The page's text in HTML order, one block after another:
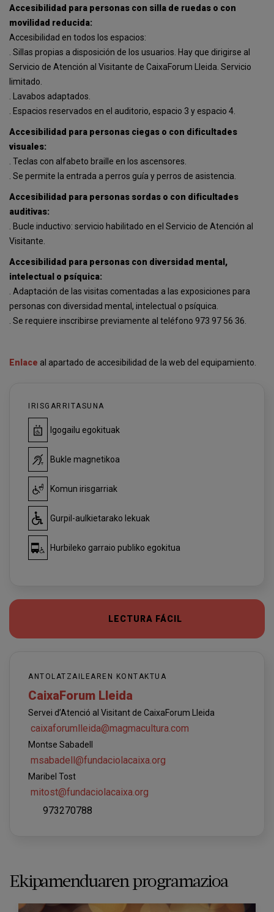
Accesibilidad para personas con silla de ruedas o con
movilidad reducida:
Accesibilidad en todos los espacios:
. Sillas propias a disposición de los usuarios. Hay que dirigirse al
Servicio de Atención al Visitante de CaixaForum Lleida. Servicio
limitado.
. Lavabos adaptados.
. Espacios reservados en el auditorio, espacio 3 y espacio 4.
Accesibilidad para personas ciegas o con dificultades
visuales:
. Teclas con alfabeto braille en los ascensores.
. Se permite la entrada a perros guía y perros de asistencia.
Accesibilidad para personas sordas o con dificultades
auditivas:
. Bucle inductivo: servicio habilitado en el Servicio de Atención al
Visitante.
Accesibilidad para personas con diversidad mental,
intelectual o psíquica:
. Adaptación de las visitas comentadas a las exposiciones para
personas con diversidad mental, intelectual o psíquica.
. Se requiere inscribirse previamente al teléfono 973 97 56 36.
Enlace al apartado de accesibilidad de la web del equipamiento.
IRISGARRITASUNA
Igogailu egokituak
Bukle magnetikoa
Komun irisgarriak
Gurpil-aulkietarako lekuak
Hurbileko garraio publiko egokitua
LECTURA FÁCIL
ANTOLATZAILEAREN KONTAKTUA
CaixaForum Lleida
Servei d’Atenció al Visitant de CaixaForum Lleida
caixaforumlleida@magmacultura.com
Montse Sabadell
msabadell@fundaciolacaixa.org
Maribel Tost
mitost@fundaciolacaixa.org
973270788
Ekipamenduaren programazioa